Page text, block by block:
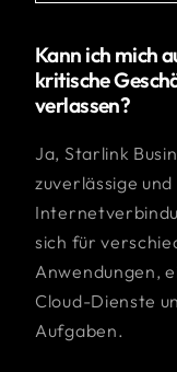
Kann ich mich
kritische
verlassen?
Ja, Starlink
zuverlässige
sich für
Anwendungen,
Cloud-Dienste
Aufgaben.